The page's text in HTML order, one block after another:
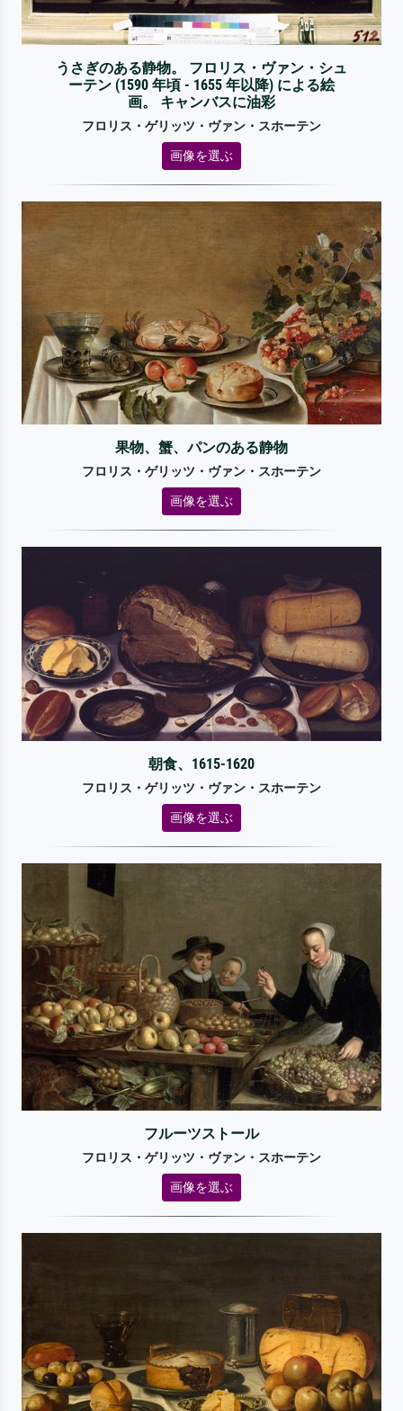
うさぎのある静物。 フロリス・ヴァン・シュ
ーテン (1590 年頃 - 1655 年以降) による絵
画。 キャンバスに油彩
フロリス・ゲリッツ・ヴァン・スホーテン
画像を選ぶ
果物、蟹、パンのある静物
フロリス・ゲリッツ・ヴァン・スホーテン
画像を選ぶ
朝食、1615-1620
フロリス・ゲリッツ・ヴァン・スホーテン
画像を選ぶ
フルーツストール
フロリス・ゲリッツ・ヴァン・スホーテン
画像を選ぶ